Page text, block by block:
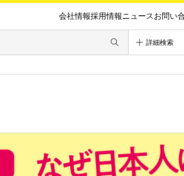
会社情報採用情報ニュースお問い
詳細検索